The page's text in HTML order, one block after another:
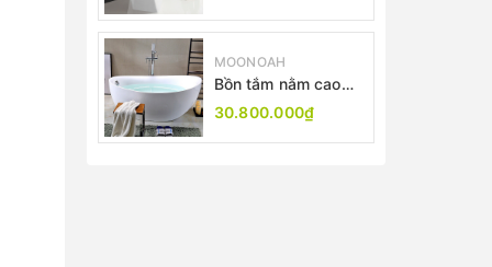
MOONOAH
Bồn tắm nằm cao
cấp MN-7056
30.800.000₫